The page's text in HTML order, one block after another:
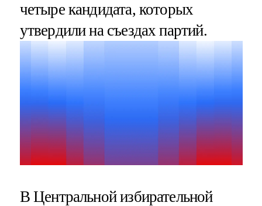
четыре кандидата, которых
утвердили на съездах партий.
В Центральной избирательной